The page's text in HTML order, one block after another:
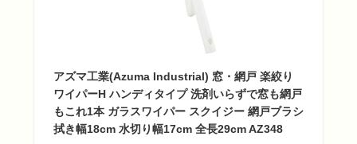
アズマ工業(Azuma Industrial) 窓・網戸 楽絞り
ワイパーH ハンディタイプ 洗剤いらずで窓も網戸
もこれ1本 ガラスワイパー スクイジー 網戸ブラシ
拭き幅18cm 水切り幅17cm 全長29cm AZ348